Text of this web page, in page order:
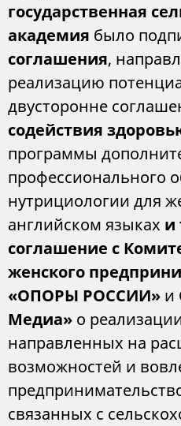
государственная
академия было
соглашения,
реализацию
двусторонне
содействия
программы
профессионального
нутрициологии для
английском языках и
соглашение с
женского
«ОПОРЫ РОССИИ» и
Медиа» о
направленных на
возможностей и
связанных с